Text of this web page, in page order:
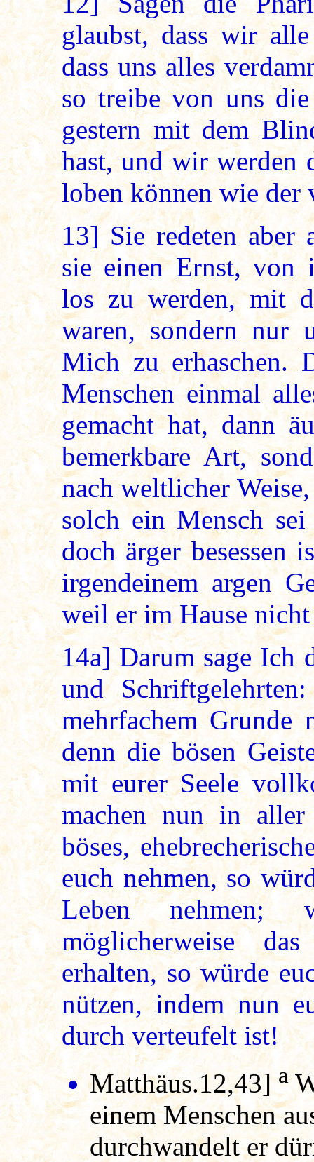
glaubst, dass wir
dass uns alles
so treibe von uns
gestern mit dem
hast, und wir werden
loben können wie
13] Sie redeten aber
sie einen Ernst, von
los zu werden, mit
waren, sondern nur
Mich zu erhaschen.
Menschen einmal
gemacht hat, dann
bemerkbare Art,
nach weltlicher
solch ein Mensch sei
doch ärger besessen
irgendeinem argen
weil er im Hause
14a]Darum sage Ich
und
mehrfachem
denn die bösen
mit eurer Seele
machen nun in aller
böses,
euch nehmen, so
Leben nehmen;
möglicherweise
erhalten, so würde
nützen, indem nun
durch verteufelt ist!
Matthäus.12,43] a
einem Menschen
durchwandelt er